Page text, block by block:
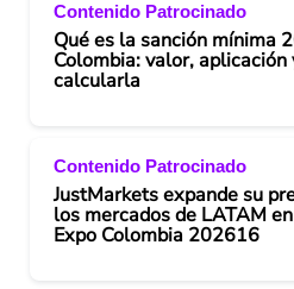
Contenido Patrocinado
Qué es la sanción mínima
Colombia: valor, aplicación
calcularla
Contenido Patrocinado
JustMarkets expande su
los mercados de LATAM
Expo Colombia 202616